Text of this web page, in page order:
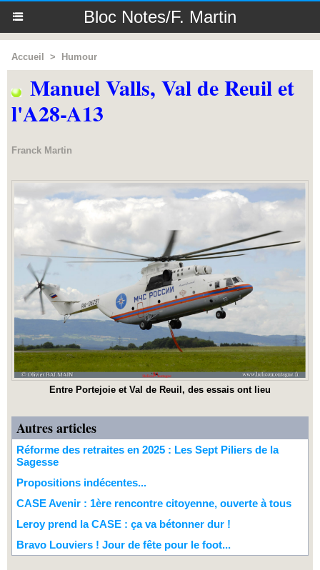
Bloc Notes/F. Martin
Accueil > Humour
Manuel Valls, Val de Reuil et
l'A28-A13
Franck Martin
Entre Portejoie et Val de Reuil, des essais ont lieu
Autres articles
Réforme des retraites en 2025 : Les Sept Piliers de la
Sagesse
Propositions indécentes...
CASE Avenir : 1ère rencontre citoyenne, ouverte à tous
Leroy prend la CASE : ça va bétonner dur !
Bravo Louviers ! Jour de fête pour le foot...